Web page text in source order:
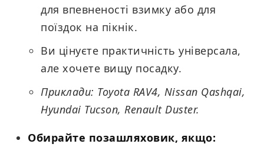
для впевненості взимку або для
поїздок на пікнік.
Ви цінуєте практичність універсала,
але хочете вищу посадку.
Приклади: Toyota RAV4, Nissan Qashqai,
Hyundai Tucson, Renault Duster.
Обирайте позашляховик, якщо: